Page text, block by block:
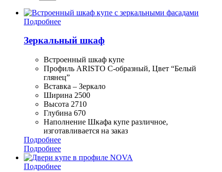
Подробнее
Зеркальный шкаф
Встроенный шкаф купе
Профиль ARISTO С-образный, Цвет “Белый
глянец”
Вставка – Зеркало
Ширина 2500
Высота 2710
Глубина 670
Наполнение Шкафа купе различное,
изготавливается на заказ
Подробнее
Подробнее
Подробнее